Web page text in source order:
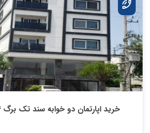
خرید اپارتمان دو خوابه سند تک برگ 104 متری نور